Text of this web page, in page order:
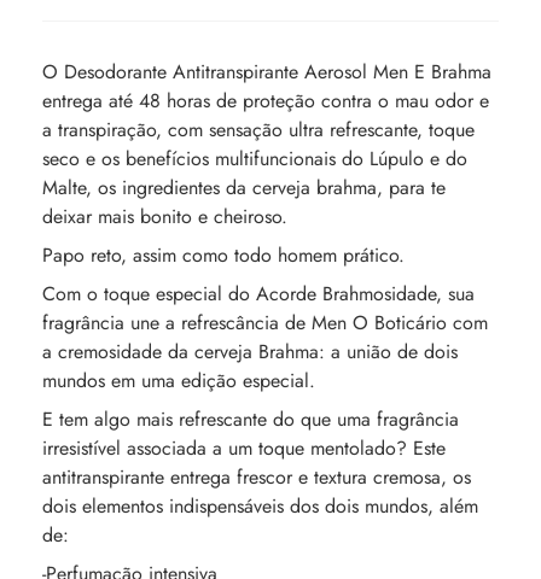
O Desodorante Antitranspirante Aerosol Men E Brahma
entrega até 48 horas de proteção contra o mau odor e
a transpiração, com sensação ultra refrescante, toque
seco e os benefícios multifuncionais do Lúpulo e do
Malte, os ingredientes da cerveja brahma, para te
deixar mais bonito e cheiroso.
Papo reto, assim como todo homem prático.
Com o toque especial do Acorde Brahmosidade, sua
fragrância une a refrescância de Men O Boticário com
a cremosidade da cerveja Brahma: a união de dois
mundos em uma edição especial.
E tem algo mais refrescante do que uma fragrância
irresistível associada a um toque mentolado? Este
antitranspirante entrega frescor e textura cremosa, os
dois elementos indispensáveis dos dois mundos, além
de: